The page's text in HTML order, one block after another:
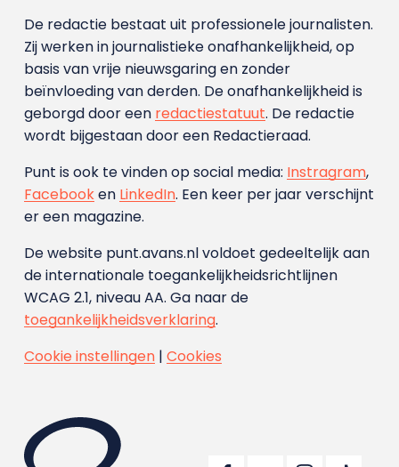
De redactie bestaat uit professionele journalisten.
Zij werken in journalistieke onafhankelijkheid, op
basis van vrije nieuwsgaring en zonder
beïnvloeding van derden. De onafhankelijkheid is
geborgd door een redactiestatuut. De redactie
wordt bijgestaan door een Redactieraad.
Punt is ook te vinden op social media: Instragram,
Facebooken LinkedIn. Een keer per jaar verschijnt
er een magazine.
De website punt.avans.nl voldoet gedeeltelijk aan
de internationale toegankelijkheidsrichtlijnen
WCAG 2.1, niveau AA. Ga naar de
toegankelijkheidsverklaring.
Cookie instellingen| Cookies